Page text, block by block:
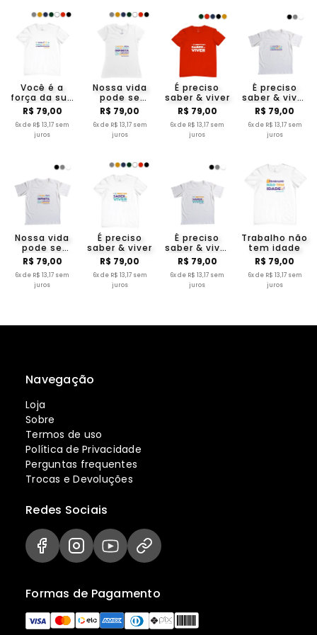
Você é a
força da sua
Longevidade
R$ 79,00
6x de R$ 13,17 sem
juros
Nossa vida
pode se
tornar
infinita pelo
legado que
deixamos.
R$ 79,00
6x de R$ 13,17 sem
juros
É preciso
saber & viver
R$ 79,00
6x de R$ 13,17 sem
juros
É preciso
saber & viver
Infantil
R$ 79,00
6x de R$ 13,17 sem
juros
Nossa vida
pode se
tornar
infinita pelo
legado que
deixamos.
R$ 79,00
6x de R$ 13,17 sem
juros
É preciso
saber & viver
R$ 79,00
6x de R$ 13,17 sem
juros
É preciso
saber & viver
Infantil
R$ 79,00
6x de R$ 13,17 sem
juros
Trabalho não
tem idade
R$ 79,00
6x de R$ 13,17 sem
juros
Navegação
Loja
Sobre
Termos de uso
Política de Privacidade
Perguntas frequentes
Trocas e Devoluções
Formas de Pagamento
Redes Sociais